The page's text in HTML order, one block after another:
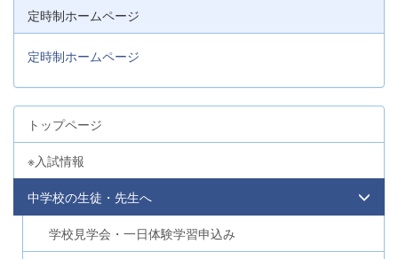
定時制ホームページ
定時制ホームページ
トップページ
※入試情報
中学校の生徒・先生へ
学校見学会・一日体験学習申込み